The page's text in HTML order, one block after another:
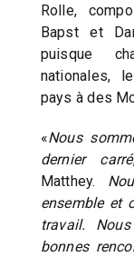
Rolle,
Bapst et
puisque
nationales,
pays à des
«Nous
dernier carré
Matthey.
ensemble et
travail.
bonnes